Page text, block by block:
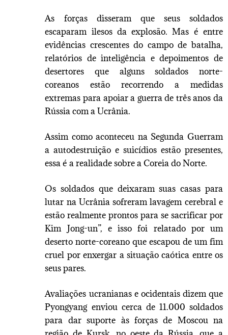
As forças disseram que seus soldados
escaparam ilesos da explosão. Mas é entre
evidências crescentes do campo de batalha,
relatórios de inteligência e depoimentos de
desertores que alguns soldados norte-
coreanos estão recorrendo a medidas
extremas para apoiar a guerra de três anos da
Rússia com a Ucrânia.
Assim como aconteceu na Segunda Guerram
a autodestruição e suicídios estão presentes,
essa é a realidade sobre a Coreia do Norte.
Os soldados que deixaram suas casas para
lutar na Ucrânia sofreram lavagem cerebral e
estão realmente prontos para se sacrificar por
Kim Jong-un”, e isso foi relatado por um
deserto norte-coreano que escapou de um fim
cruel por enxergar a situação caótica entre os
seus pares.
Avaliações ucranianas e ocidentais dizem que
Pyongyang enviou cerca de 11.000 soldados
para dar suporte às forças de Moscou na